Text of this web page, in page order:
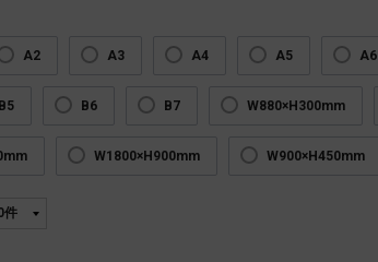
A2 A3 A4 A5 A6
B5 B6 B7 W880×H300mm
W1800×H900mm W900×H450mm